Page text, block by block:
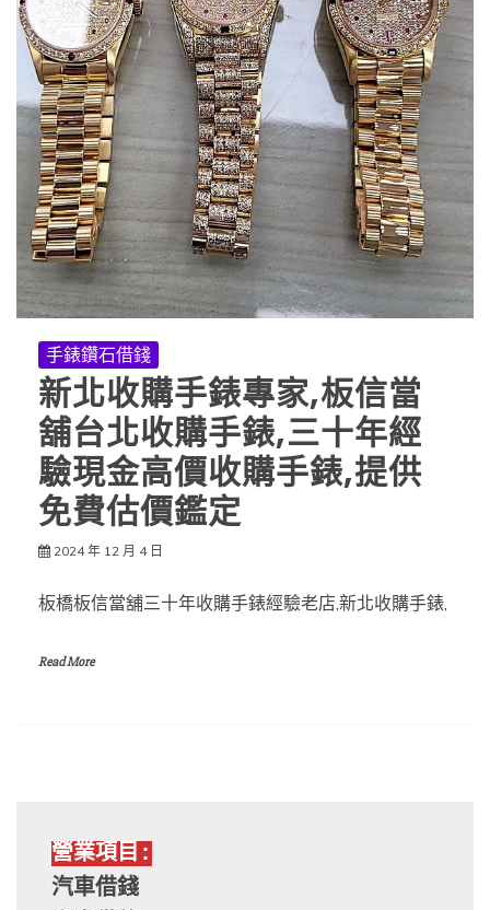
手錶鑽石借錢
新北收購手錶專家,板信當
舖台北收購手錶,三十年經
驗現金高價收購手錶,提供
免費估價鑑定
2024 年 12 月 4 日
板橋板信當舖三十年收購手錶經驗老店,新北收購手錶,
Read More
營業項目:
汽車借錢